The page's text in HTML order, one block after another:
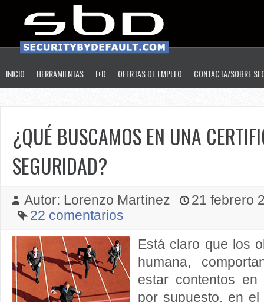
INICIO HERRAMIENTAS I+D OFERTAS DE EMPLEO CONTACTA/SOBRE
¿QUÉ BUSCAMOS EN UNA
SEGURIDAD?
Autor: Lorenzo Martínez
21 febrero
22 comentarios
Está claro que los
humana,
estar contentos
por supuesto, en